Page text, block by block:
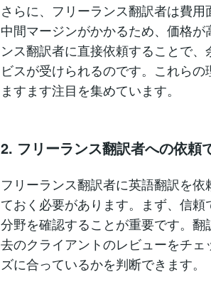
さらに、フリーランス翻訳者は費
中間マージンがかかるため、価格
ンス翻訳者に直接依頼することで
ビスが受けられるのです。これら
ますます注目を集めています。
2. フリーランス翻訳者への依頼
フリーランス翻訳者に英語翻訳を
ておく必要があります。まず、信
分野を確認することが重要です。
去のクライアントのレビューをチ
ズに合っているかを判断できます。